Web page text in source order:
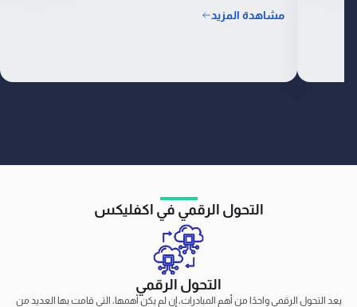
مشاهدة المزيد
التحول الرقمي في اكفليكس
التحول الرقمي
يعد التحول الرقمي واحدًا من أهم المبادرات، إن لم يكن أهمها، التي قامت بها العديد من